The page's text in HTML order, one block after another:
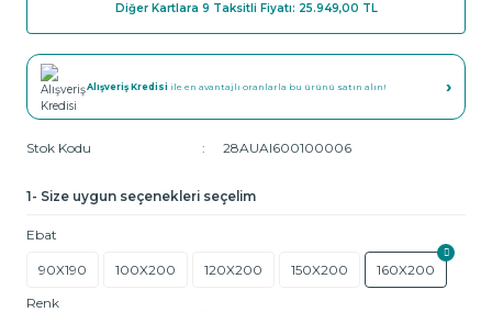
Diğer Kartlara 9 Taksitli Fiyatı: 25.949,00 TL
Alışveriş Kredisi ile en avantajlı oranlarla bu ürünü satın alın! ›
Stok Kodu 28AUAI600100006
1- Size uygun seçenekleri seçelim
Ebat
90X190 100X200 120X200 150X200
160X200
Renk